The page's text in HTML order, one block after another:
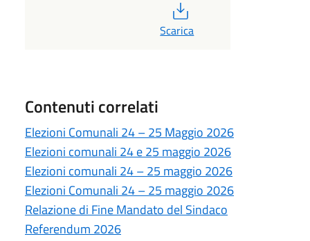
Scarica
Contenuti correlati
Elezioni Comunali 24 – 25 Maggio 2026
Elezioni comunali 24 e 25 maggio 2026
Elezioni comunali 24 – 25 maggio 2026
Elezioni Comunali 24 – 25 maggio 2026
Relazione di Fine Mandato del Sindaco
Referendum 2026